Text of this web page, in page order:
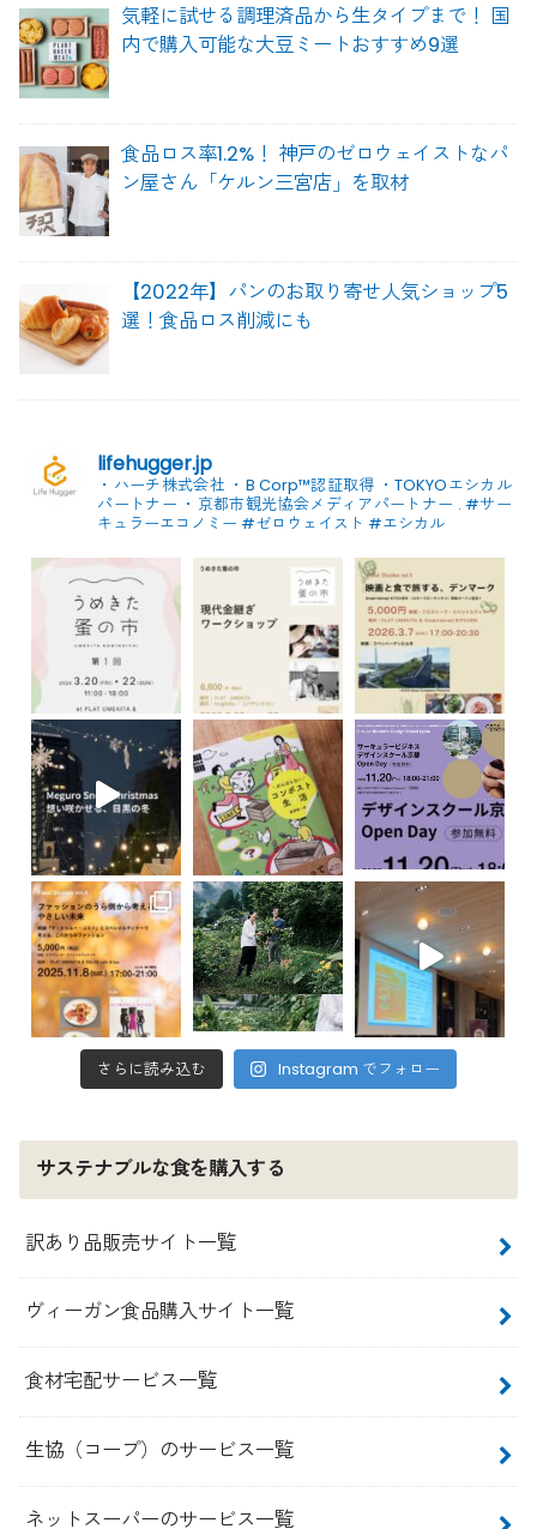
気軽に試せる調理済品から生タイプまで！ 国
内で購入可能な大豆ミートおすすめ9選
食品ロス率1.2%！ 神戸のゼロウェイストなパ
ン屋さん「ケルン三宮店」を取材
【2022年】パンのお取り寄せ人気ショップ5
選！食品ロス削減にも
lifehugger.jp
・ハーチ株式会社 ・B Corp™認証取得 ・TOKYOエシカル
パートナー ・京都市観光協会メディアパートナー . #サー
キュラーエコノミー #ゼロウェイスト #エシカル
さらに読み込む Instagram でフォロー
サステナブルな食を購入する
訳あり品販売サイト一覧
ヴィーガン食品購入サイト一覧
食材宅配サービス一覧
生協（コープ）のサービス一覧
ネットスーパーのサービス一覧